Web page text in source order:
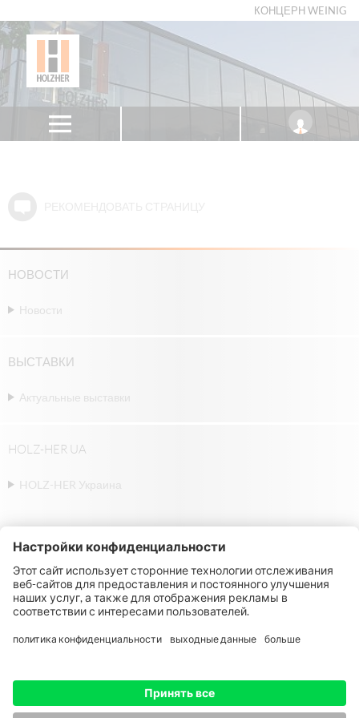
КОНЦЕРН WEINIG
НОВОСТИ
Новости
ВЫСТАВКИ
Актуальные выставки
HOLZ-HER UA
HOLZ-HER Украина
Telephone: +49 9341 860